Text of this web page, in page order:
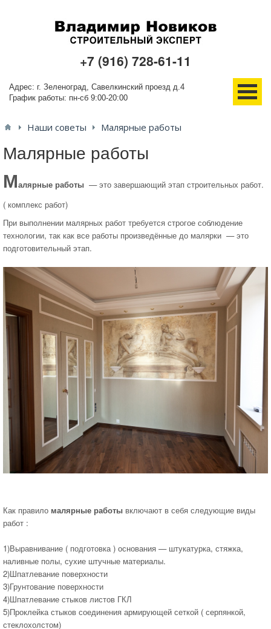
+7 (916) 728-61-11
Адрес: г. Зеленоград, Савелкинский проезд д.4
График работы: пн-сб 9:00-20:00
О компании
Услуги
Новости
Проекты
Наши советы Малярные работы
Малярные работы
Малярные работы — это завершающий этап строительных работ.
( комплекс работ)
При выполнении малярных работ требуется строгое соблюдение
технологии, так как все работы произведённые до малярки — это
подготовительный этап.
Как правило малярные работы включают в себя следующие виды
работ :
1)Выравнивание ( подготовка ) основания — штукатурка, стяжка,
наливные полы, сухие штучные материалы.
2)Шпатлевание поверхности
3)Грунтование поверхности
4)Шпатлевание стыков листов ГКЛ
5)Проклейка стыков соединения армирующей сеткой ( серпянкой,
стеклохолстом)